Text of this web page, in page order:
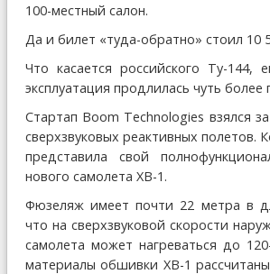
100-местный салон.
Да и билет «туда-обратно» стоил 10
Что касается российского Ту-144,
эксплуатация продлилась чуть более
Стартап Boom Technologies взялся
сверхзвуковых реактивных полетов.
представила свой
нового самолета XB-1.
Фюзеляж имеет почти 22 метра в
что на сверхзвуковой скорости
самолета может нагреваться до
материалы обшивки XB-1